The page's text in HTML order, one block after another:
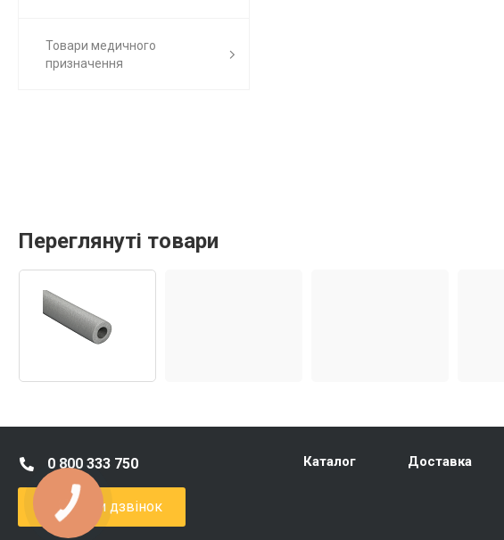
Товари медичного
призначення
Переглянуті товари
0 800 333 750
Замовити дзвінок
Каталог Доставка